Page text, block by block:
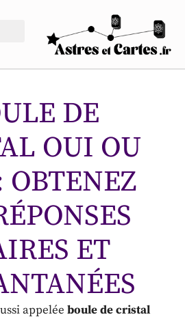
DE
OUI OU
OBTENEZ
ET
appelée boule de cristal